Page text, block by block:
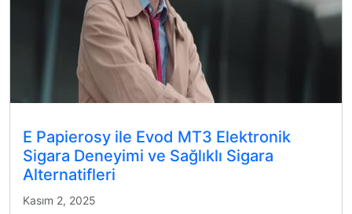
E Papierosy ile Evod MT3 Elektronik
Sigara Deneyimi ve Sağlıklı Sigara
Alternatifleri
Kasım 2, 2025